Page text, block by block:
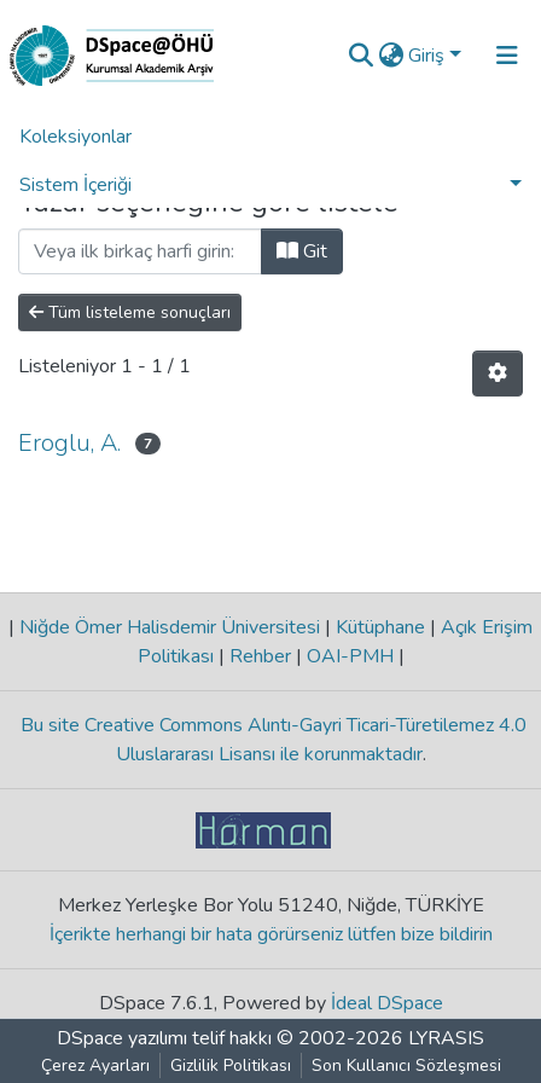
Giriş
Koleksiyonlar
Sistem İçeriği
Analiz
Talep/Soru
Ana Sayfa
Yazar seçeneğine göre listele
Git
Tüm listeleme sonuçları
Listeleniyor 1 - 1 / 1
Eroglu, A. 7
| Niğde Ömer Halisdemir Üniversitesi | Kütüphane | Açık Erişim
Politikası | Rehber | OAI-PMH |
Bu site Creative Commons Alıntı-Gayri Ticari-Türetilemez 4.0
Uluslararası Lisansı ile korunmaktadır.
Merkez Yerleşke Bor Yolu 51240, Niğde, TÜRKİYE
İçerikte herhangi bir hata görürseniz lütfen bize bildirin
DSpace 7.6.1, Powered by İdeal DSpace
DSpace yazılımı telif hakkı © 2002-2026 LYRASIS
Çerez Ayarları Gizlilik Politikası Son Kullanıcı Sözleşmesi